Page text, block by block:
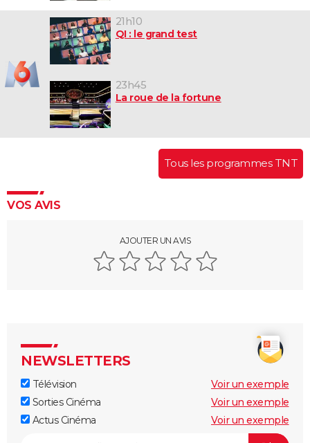
21h10
QI : le grand test
23h45
La roue de la fortune
Tous les programmes TNT
VOS AVIS
AJOUTER UN AVIS
NEWSLETTERS
Télévision
Voir un exemple
Sorties Cinéma
Voir un exemple
Actus Cinéma
Voir un exemple